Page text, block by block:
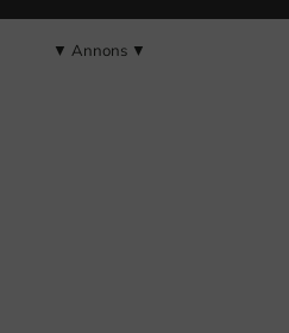
▼ Annons ▼